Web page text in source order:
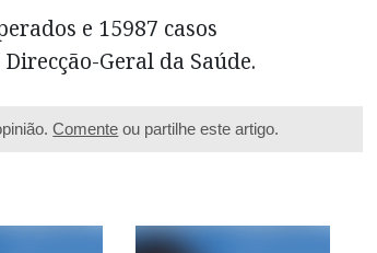
e 15987 casos
Geral da Saúde.
Comente ou partilhe este artigo.